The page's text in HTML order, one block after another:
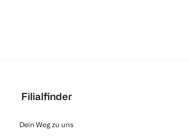
Filialfinder
Dein Weg zu uns